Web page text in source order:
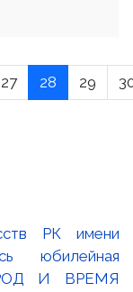
27 28 29